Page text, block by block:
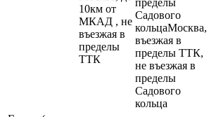
10км от
МКАД , не
въезжая в
пределы
ТТК
Садового
кольцаМосква,
въезжая в
пределы ТТК,
не въезжая в
пределы
Садового
кольца